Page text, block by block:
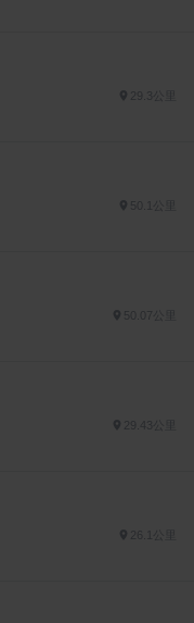
50.1公里
50.07公里
29.43公里